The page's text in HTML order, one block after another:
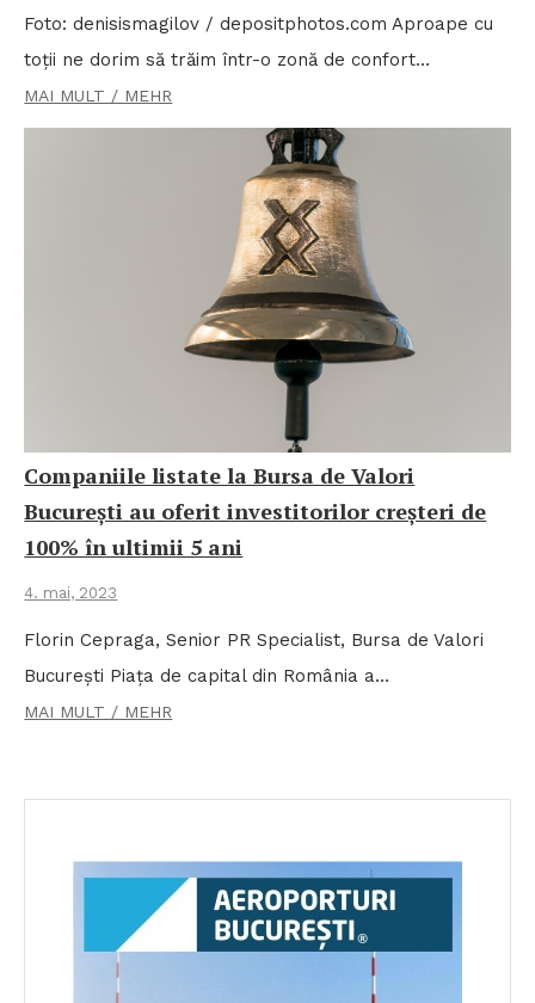
Foto: denisismagilov / depositphotos.com Aproape cu
toții ne dorim să trăim într-o zonă de confort…
MAI MULT / MEHR
Companiile listate la Bursa de Valori
București au oferit investitorilor creșteri de
100% în ultimii 5 ani
4. mai, 2023
Florin Cepraga, Senior PR Specialist, Bursa de Valori
București Piața de capital din România a…
MAI MULT / MEHR